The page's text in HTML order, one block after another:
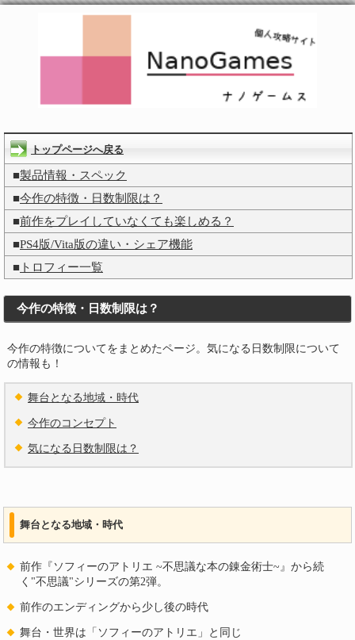
トップページへ戻る
■製品情報・スペック
■今作の特徴・日数制限は？
■前作をプレイしていなくても楽しめる？
■PS4版/Vita版の違い・シェア機能
■ トロフィー一覧
今作の特徴・日数制限は？
今作の特徴についてをまとめたページ。気になる日数制限について
の情報も！
舞台となる地域・時代
今作のコンセプト
気になる日数制限は？
舞台となる地域・時代
前作『ソフィーのアトリエ ~不思議な本の錬金術士~』から続
く"不思議"シリーズの第2弾。
前作のエンディングから少し後の時代
舞台・世界は「ソフィーのアトリエ」と同じ